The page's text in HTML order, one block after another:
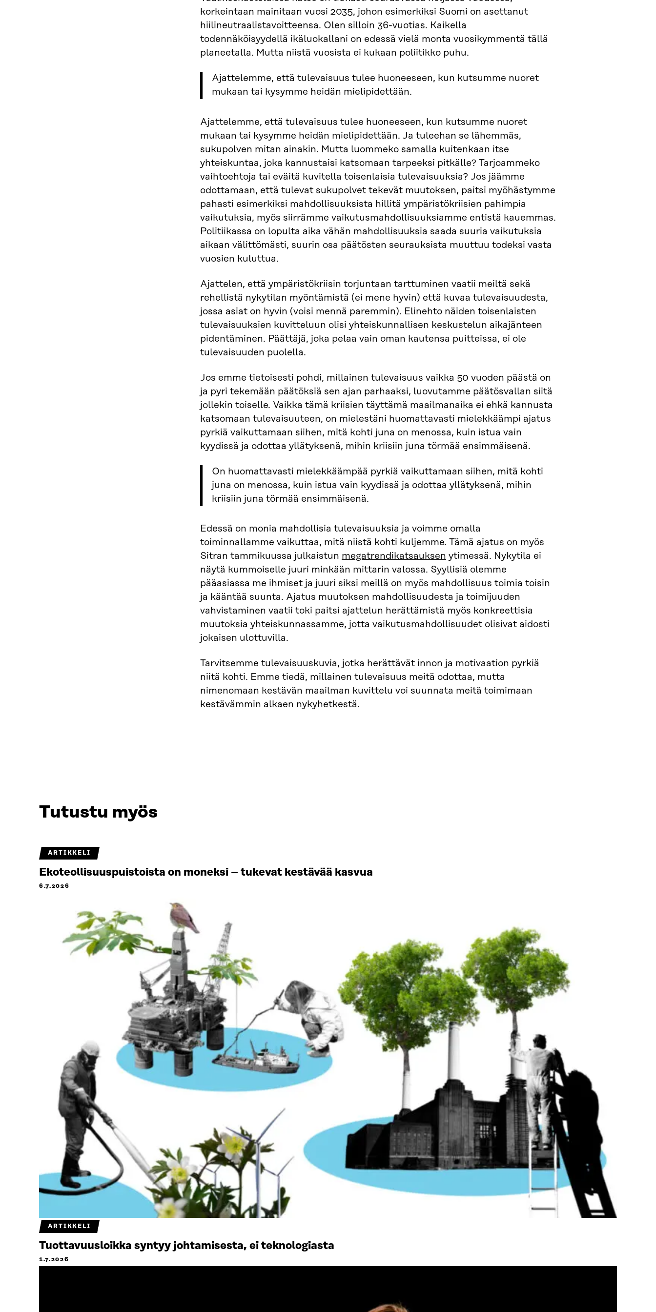
korkeintaan mainitaan vuosi 2035, johon esimerkiksi Suomi on asettanut
hiilineutraalistavoitteensa. Olen silloin 36-vuotias. Kaikella
todennäköisyydellä ikäluokallani on edessä vielä monta vuosikymmentä tällä
planeetalla. Mutta niistä vuosista ei kukaan poliitikko puhu.
Ajattelemme, että tulevaisuus tulee huoneeseen, kun kutsumme nuoret
mukaan tai kysymme heidän mielipidettään.
Ajattelemme, että tulevaisuus tulee huoneeseen, kun kutsumme nuoret
mukaan tai kysymme heidän mielipidettään. Ja tuleehan se lähemmäs,
sukupolven mitan ainakin. Mutta luommeko samalla kuitenkaan itse
yhteiskuntaa, joka kannustaisi katsomaan tarpeeksi pitkälle? Tarjoammeko
vaihtoehtoja tai eväitä kuvitella toisenlaisia tulevaisuuksia? Jos jäämme
odottamaan, että tulevat sukupolvet tekevät muutoksen, paitsi myöhästymme
pahasti esimerkiksi mahdollisuuksista hillitä ympäristökriisien pahimpia
vaikutuksia, myös siirrämme vaikutusmahdollisuuksiamme entistä kauemmas.
Politiikassa on lopulta aika vähän mahdollisuuksia saada suuria vaikutuksia
aikaan välittömästi, suurin osa päätösten seurauksista muuttuu todeksi vasta
vuosien kuluttua.
Ajattelen, että ympäristökriisin torjuntaan tarttuminen vaatii meiltä sekä
rehellistä nykytilan myöntämistä (ei mene hyvin) että kuvaa tulevaisuudesta,
jossa asiat on hyvin (voisi mennä paremmin). Elinehto näiden toisenlaisten
tulevaisuuksien kuvitteluun olisi yhteiskunnallisen keskustelun aikajänteen
pidentäminen. Päättäjä, joka pelaa vain oman kautensa puitteissa, ei ole
tulevaisuuden puolella.
Jos emme tietoisesti pohdi, millainen tulevaisuus vaikka 50 vuoden päästä on
ja pyri tekemään päätöksiä sen ajan parhaaksi, luovutamme päätösvallan siitä
jollekin toiselle. Vaikka tämä kriisien täyttämä maailmanaika ei ehkä kannusta
katsomaan tulevaisuuteen, on mielestäni huomattavasti mielekkäämpi ajatus
pyrkiä vaikuttamaan siihen, mitä kohti juna on menossa, kuin istua vain
kyydissä ja odottaa yllätyksenä, mihin kriisiin juna törmää ensimmäisenä.
On huomattavasti mielekkäämpää pyrkiä vaikuttamaan siihen, mitä kohti
juna on menossa, kuin istua vain kyydissä ja odottaa yllätyksenä, mihin
kriisiin juna törmää ensimmäisenä.
Edessä on monia mahdollisia tulevaisuuksia ja voimme omalla
toiminnallamme vaikuttaa, mitä niistä kohti kuljemme. Tämä ajatus on myös
Sitran tammikuussa julkaistun megatrendikatsauksen ytimessä. Nykytila ei
näytä kummoiselle juuri minkään mittarin valossa. Syyllisiä olemme
pääasiassa me ihmiset ja juuri siksi meillä on myös mahdollisuus toimia toisin
ja kääntää suunta. Ajatus muutoksen mahdollisuudesta ja toimijuuden
vahvistaminen vaatii toki paitsi ajattelun herättämistä myös konkreettisia
muutoksia yhteiskunnassamme, jotta vaikutusmahdollisuudet olisivat aidosti
jokaisen ulottuvilla.
Tarvitsemme tulevaisuuskuvia, jotka herättävät innon ja motivaation pyrkiä
niitä kohti. Emme tiedä, millainen tulevaisuus meitä odottaa, mutta
nimenomaan kestävän maailman kuvittelu voi suunnata meitä toimimaan
kestävämmin alkaen nykyhetkestä.
Tutustu myös
ARTIKKELI
Ekoteollisuuspuistoista on moneksi – tukevat kestävää kasvua
6.7.2026
ARTIKKELI
Tuottavuusloikka syntyy johtamisesta, ei teknologiasta
1.7.2026